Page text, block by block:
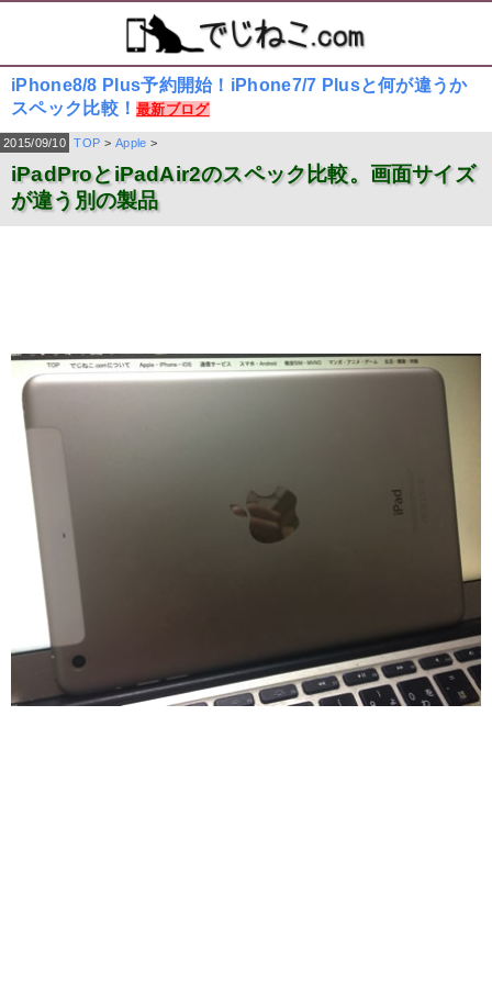
iPhone8/8 Plus予約開始！iPhone7/7 Plusと何が違うか
スペック比較！最新ブログ
2015/09/10 TOP > Apple >
iPadProとiPadAir2のスペック比較。画面サイズ
が違う別の製品